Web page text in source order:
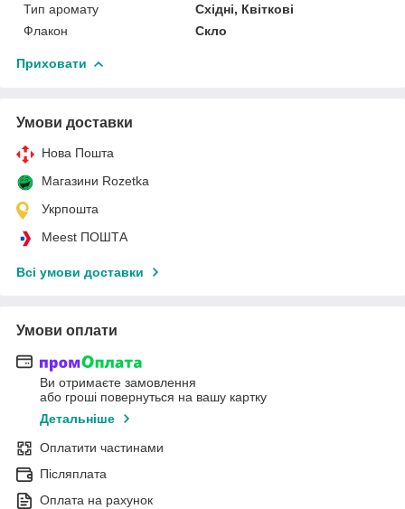
Тип аромату
Східні, Квіткові
Флакон
Скло
Приховати
Умови доставки
Нова Пошта
Магазини Rozetka
Укрпошта
Meest ПОШТА
Всі умови доставки
Умови оплати
Ви отримаєте замовлення
або гроші повернуться на вашу картку
Детальніше
Оплатити частинами
Післяплата
Оплата на рахунок